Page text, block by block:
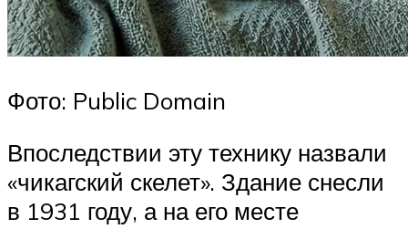
Фото: Public Domain
Впоследствии эту технику назвали
«чикагский скелет». Здание снесли
в 1931 году, а на его месте